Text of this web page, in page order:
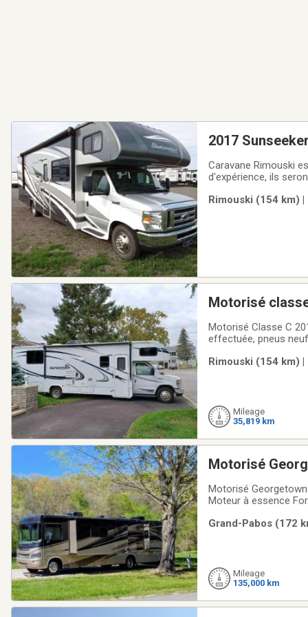
2017
Caravane Rimouski
d'expérience, ils
tout en oeuvre pour
Rimouski (154 km)
Motorisé
Motorisé Classe C 2019, Sunseeker 2850LE,
effectuée, pneus
Rimouski (154 km)
Mileage
35,819 km
Motorisé
Motorisé Georgetown
Moteur à essence
Watts Onan,
Grand-Pabos (172
Mileage
135,000 km